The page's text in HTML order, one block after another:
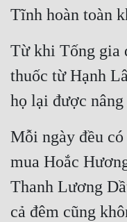
Tĩnh hoàn toàn
Từ khi Tống gia
thuốc từ Hạnh
họ lại được
Mỗi ngày đều
mua Hoắc
Thanh Lương
cả đêm cũng